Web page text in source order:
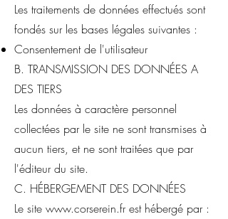
Les traitements de données effectués sont
fondés sur les bases légales suivantes :
Consentement de l'utilisateur
B. TRANSMISSION DES DONNÉES A
DES TIERS
Les données à caractère personnel
collectées par le site ne sont transmises à
aucun tiers, et ne sont traitées que par
l'éditeur du site.
C. HÉBERGEMENT DES DONNÉES
Le site www.corserein.frest hébergé par :